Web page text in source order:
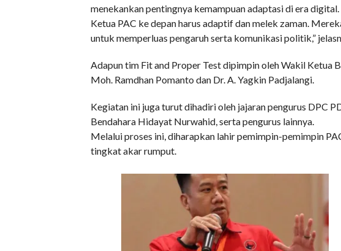
menekankan pentingnya kemampuan adaptasi di era digital.
Ketua PAC ke depan harus adaptif dan melek zaman.
untuk memperluas pengaruh serta komunikasi politik,”
Adapun tim Fit and Proper Test dipimpin oleh Wakil Ketua
Moh. Ramdhan Pomanto dan Dr. A. Yagkin Padjalangi.
Kegiatan ini juga turut dihadiri oleh jajaran pengurus DPC
Bendahara Hidayat Nurwahid, serta pengurus lainnya.
Melalui proses ini, diharapkan lahir pemimpin-pemimpin
tingkat akar rumput.